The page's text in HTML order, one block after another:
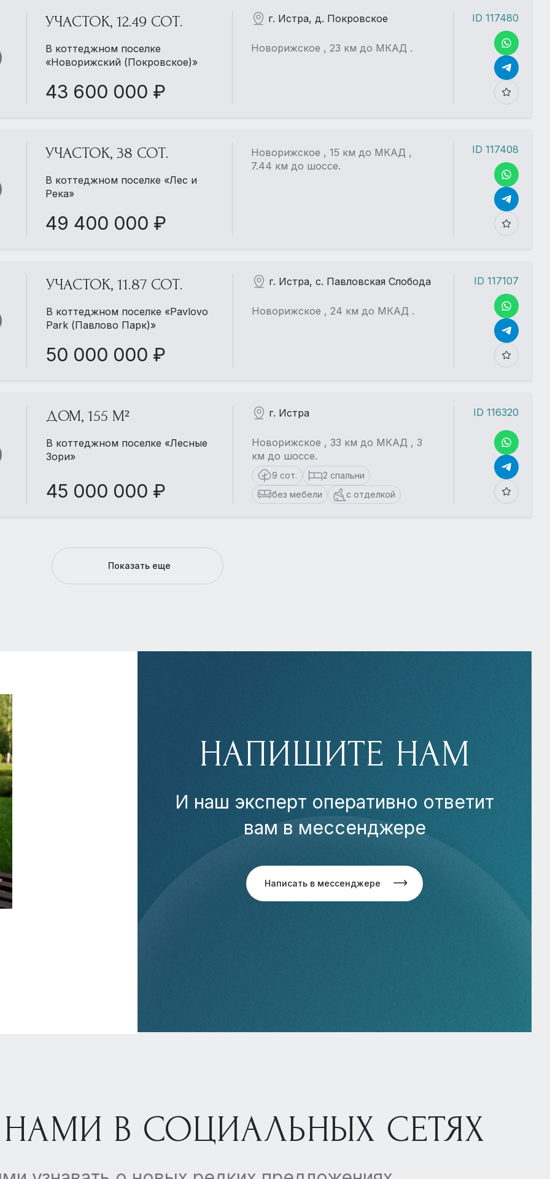
УЧАСТОК, 12.49 СОТ.
В коттеджном поселке
«Новорижский (Покровское)»
43 600 000 ₽
г. Истра, д. Покровское
Новорижское , 23 км до МКАД .
ID 117480
УЧАСТОК, 38 СОТ.
В коттеджном поселке «Лес и
Река»
49 400 000 ₽
Новорижское , 15 км до МКАД ,
7.44 км до шоссе.
ID 117408
УЧАСТОК, 11.87 СОТ.
В коттеджном поселке «Pavlovo
Park (Павлово Парк)»
50 000 000 ₽
г. Истра, с. Павловская Слобода
Новорижское , 24 км до МКАД .
ID 117107
ДОМ, 155 М²
В коттеджном поселке «Лесные
Зори»
45 000 000 ₽
г. Истра
Новорижское , 33 км до МКАД , 3
км до шоссе.
9 сот.
2 спальни
без мебели
с отделкой
ID 116320
Показать еще
НАПИШИТЕ НАМ
И наш эксперт оперативно ответит
вам в мессенджере
Написать в мессенджере
В СОЦИАЛЬНЫХ СЕТЯХ